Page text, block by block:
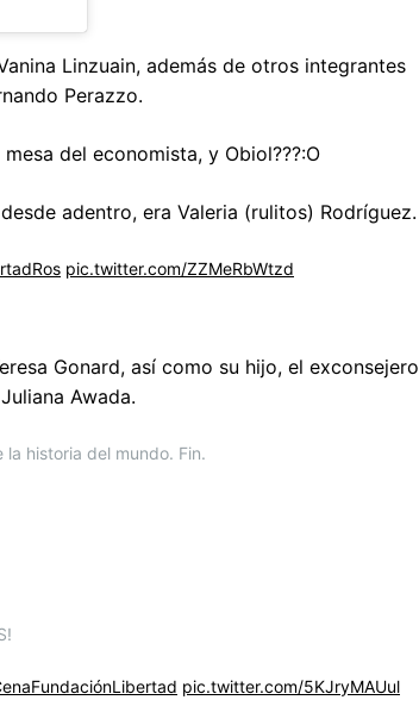
Linzuain, además de otros integrantes
Perazzo.
del economista, y Obiol???:O
adentro, era Valeria (rulitos) Rodríguez.
pic.twitter.com/ZZMeRbWtzd
Gonard, así como su hijo, el exconsejero
Awada.
historia del mundo. Fin.
pic.twitter.com/5KJryMAUul